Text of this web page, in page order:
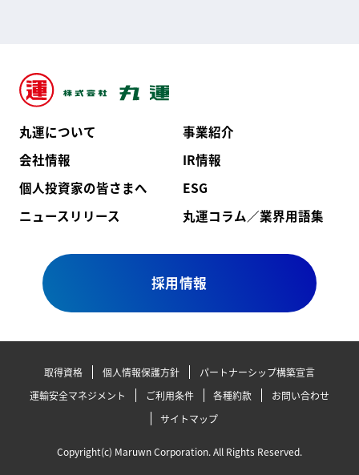
丸運について
事業紹介
会社情報
IR情報
個人投資家の皆さまへ
ESG
ニュースリリース
丸運コラム／業界用語集
採用情報
取得資格 個人情報保護方針
パートナーシップ構築宣言
運輸安全マネジメント
ご利用条件 各種約款
お問い合わせ
サイトマップ
Copyright(c) Maruwn Corporation. All Rights Reserved.